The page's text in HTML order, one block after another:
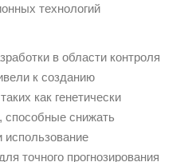
технологий
в области контроля
к созданию
как генетически
снижать
использование
точного прогнозирования